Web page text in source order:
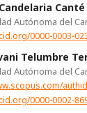
Canté
Autónoma del
0000-0003-
Telumbre
Autónoma del
0000-0002-